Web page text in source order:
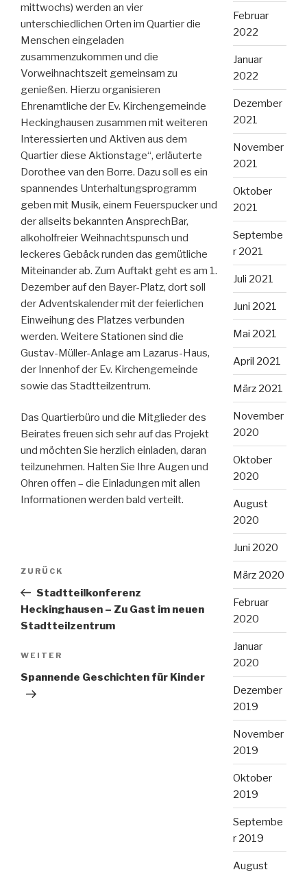
mittwochs) werden an vier
unterschiedlichen Orten im Quartier die
Menschen eingeladen
zusammenzukommen und die
Vorweihnachtszeit gemeinsam zu
genießen. Hierzu organisieren
Ehrenamtliche der Ev. Kirchengemeinde
Heckinghausen zusammen mit weiteren
Interessierten und Aktiven aus dem
Quartier diese Aktionstage“, erläuterte
Dorothee van den Borre. Dazu soll es ein
spannendes Unterhaltungsprogramm
geben mit Musik, einem Feuerspucker und
der allseits bekannten AnsprechBar,
alkoholfreier Weihnachtspunsch und
leckeres Gebäck runden das gemütliche
Miteinander ab. Zum Auftakt geht es am 1.
Dezember auf den Bayer-Platz, dort soll
der Adventskalender mit der feierlichen
Einweihung des Platzes verbunden
werden. Weitere Stationen sind die
Gustav-Müller-Anlage am Lazarus-Haus,
der Innenhof der Ev. Kirchengemeinde
sowie das Stadtteilzentrum.
Das Quartierbüro und die Mitglieder des
Beirates freuen sich sehr auf das Projekt
und möchten Sie herzlich einladen, daran
teilzunehmen. Halten Sie Ihre Augen und
Ohren offen – die Einladungen mit allen
Informationen werden bald verteilt.
Beitragsnavigation
Vorheriger
Beitrag
ZURÜCK
Stadtteilkonferenz
Heckinghausen – Zu Gast im neuen
Stadtteilzentrum
Nächster
Beitrag
WEITER
Spannende Geschichten für Kinder
Februar
2022
Januar
2022
Dezember
2021
November
2021
Oktober
2021
Septembe
r 2021
Juli 2021
Juni 2021
Mai 2021
April 2021
März 2021
November
2020
Oktober
2020
August
2020
Juni 2020
März 2020
Februar
2020
Januar
2020
Dezember
2019
November
2019
Oktober
2019
Septembe
r 2019
August